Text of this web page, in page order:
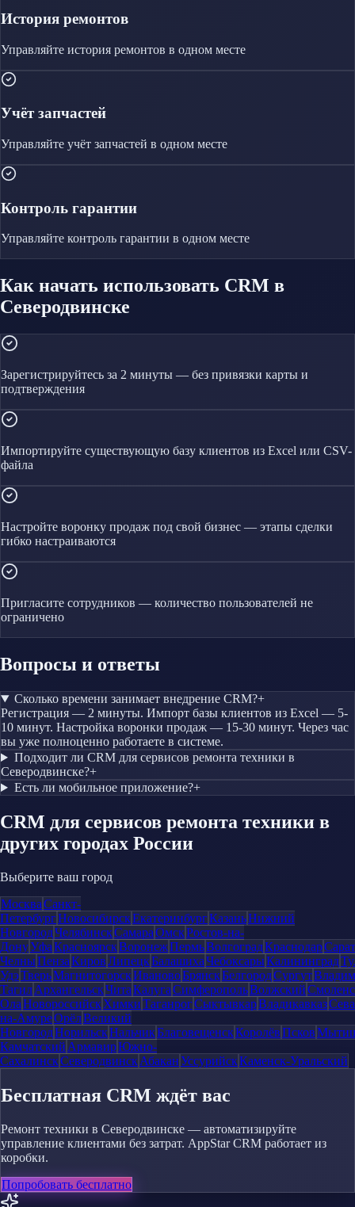
История ремонтов
Управляйте история ремонтов в одном месте
Учёт запчастей
Управляйте учёт запчастей в одном месте
Контроль гарантии
Управляйте контроль гарантии в одном месте
Как начать использовать CRM в
Северодвинске
Зарегистрируйтесь за 2 минуты — без привязки карты и
подтверждения
Импортируйте существующую базу клиентов из Excel или CSV-
файла
Настройте воронку продаж под свой бизнес — этапы сделки
гибко настраиваются
Пригласите сотрудников — количество пользователей не
ограничено
Вопросы и ответы
Сколько времени занимает внедрение CRM?+
Регистрация — 2 минуты. Импорт базы клиентов из Excel — 5-
10 минут. Настройка воронки продаж — 15-30 минут. Через час
вы уже полноценно работаете в системе.
Подходит ли CRM для сервисов ремонта техники в
Северодвинске?+
Есть ли мобильное приложение?+
CRM для сервисов ремонта техники в
других городах России
Выберите ваш город
МоскваСанкт-
ПетербургНовосибирскЕкатеринбургКазаньНижний
НовгородЧелябинскСамараОмскРостов-на-
ДонуУфаКрасноярскВоронежПермьВолгоградКраснодар
ЧелныПензаКировЛипецкБалашихаЧебоксарыКалининград
УдэТверьМагнитогорскИвановоБрянскБелгородСургут
ТагилАрхангельскЧитаКалугаСимферопольВолжский
ОлаНовороссийскХимкиТаганрогСыктывкарВладикавказ
на-АмуреОрёлВеликий
НовгородНорильскНальчикБлаговещенскКоролёвПсков
Камчатский АрмавирЮжно-
СахалинскСеверодвинскАбаканУссурийскКаменск-Уральский
Бесплатная CRM ждёт вас
Ремонт техники в Северодвинске — автоматизируйте
управление клиентами без затрат. AppStar CRM работает из
коробки.
Попробовать бесплатно